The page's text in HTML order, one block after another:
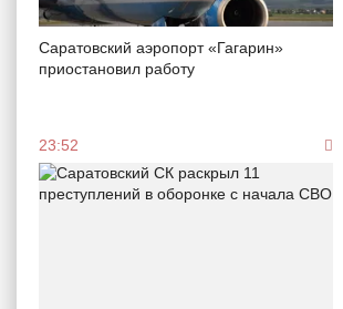
Саратовский аэропорт «Гагарин»
приостановил работу
23:52